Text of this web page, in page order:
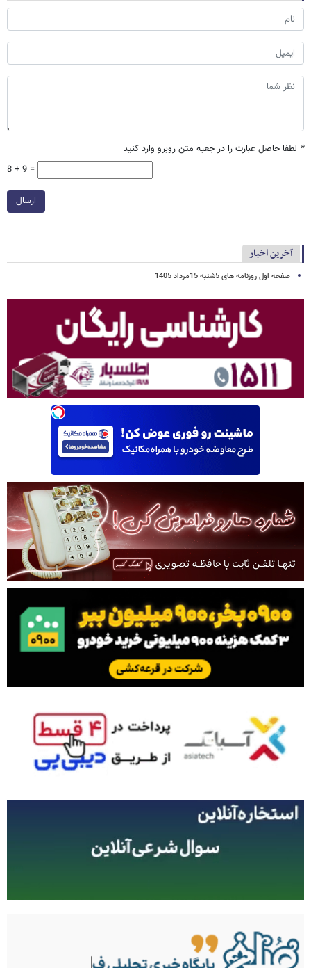
* لطفا حاصل عبارت را در جعبه متن روبرو وارد کنید
8 + 9 =
ارسال
آخرین اخبار
صفحه اول روزنامه های 5شنبه 15مرداد 1405